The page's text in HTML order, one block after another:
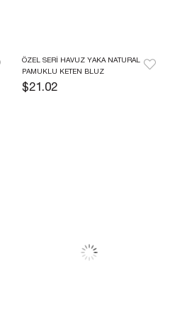
ÖZEL SERI HAVUZ YAKA NATURAL
PAMUKLU KETEN BLUZ
$21.02